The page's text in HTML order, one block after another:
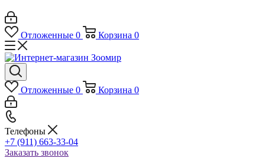
Отложенные 0 Корзина 0
Отложенные 0 Корзина 0
Телефоны
+7 (911) 663-33-04
Заказать звонок